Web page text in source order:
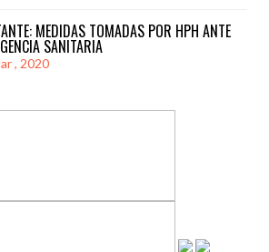
MEDIDAS TOMADAS POR HPH ANTE
SANITARIA
, 2020